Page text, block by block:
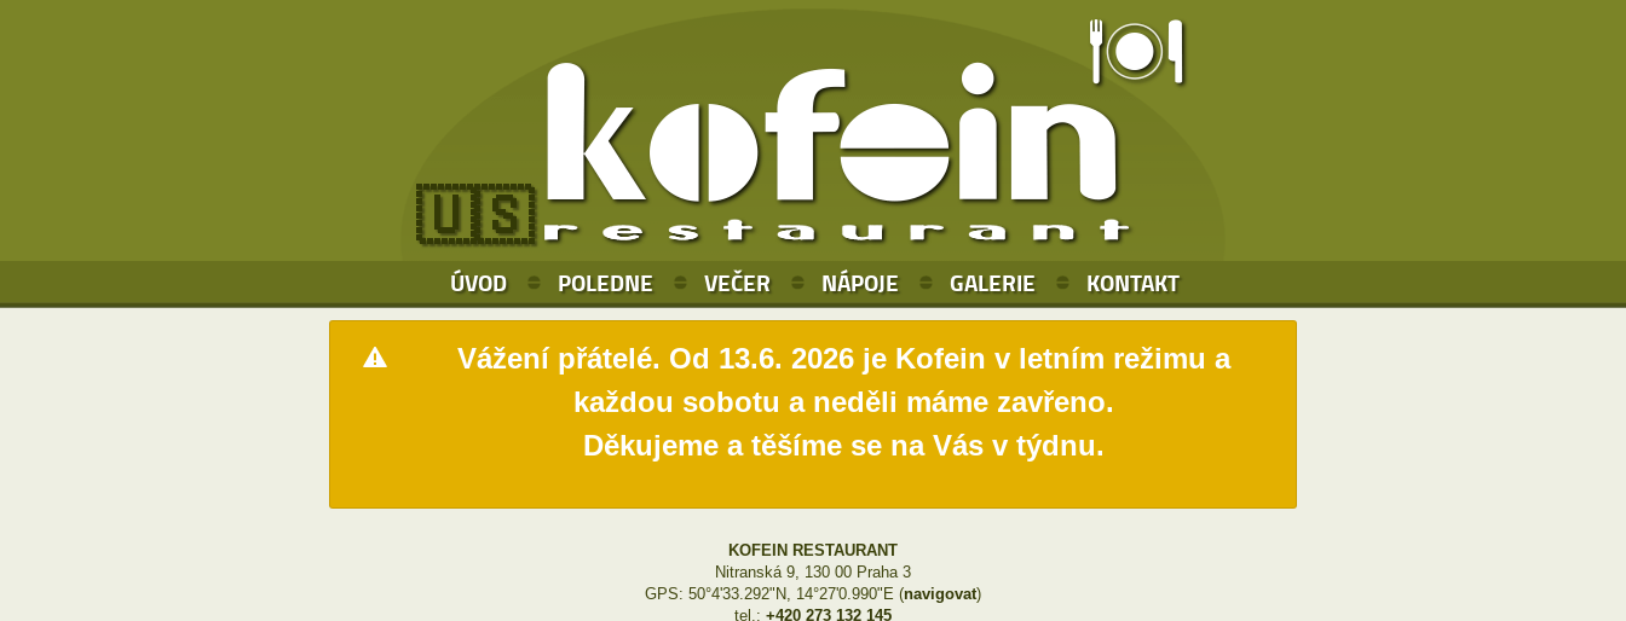
🇺🇸
ÚVOD POLEDNE VEČER NÁPOJE GALERIE KONTAKT
Vážení přátelé. Od 13.6. 2026 je Kofein v letním režimu a
každou sobotu a neděli máme zavřeno.
Děkujeme a těšíme se na Vás v týdnu.
KOFEIN RESTAURANT
Nitranská 9, 130 00 Praha 3
GPS: 50°4'33.292"N, 14°27'0.990"E (navigovat)
tel.: +420 273 132 145